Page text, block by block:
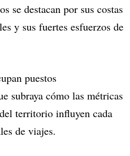
se destacan por sus costas
y sus fuertes esfuerzos de
puestos
subraya cómo las métricas
territorio influyen cada
de viajes.